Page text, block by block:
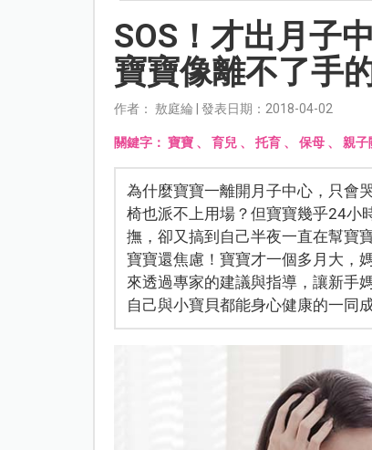
SOS！才出月子
寶寶像離不了手
作者： 敖庭綸 | 發表日期：2018-04-02
關鍵字： 寶寶、 育兒、 托育、 保母、 親子
為什麼寶寶一離開月子中心，只會
椅也派不上用場？但寶寶幾乎24小
撫，卻又搞到自己半夜一直在幫寶
寶寶還焦慮！寶寶才一個多月大，
來透過專家的建議與指導，讓新手
自己與小寶貝都能身心健康的一同成